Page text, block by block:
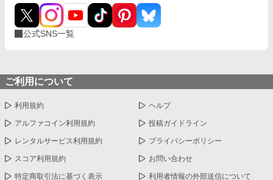
公式SNS一覧
ご利用について
利用規約 ヘルプ
アルファコイン利用規約 投稿ガイドライン
レンタルサービス利用規約 プライバシーポリシー
スコア利用規約 お問い合わせ
特定商取引法に基づく表示 利用者情報の外部送信について